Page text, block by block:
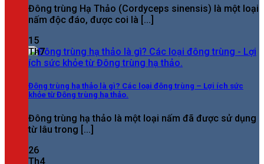
Đông trùng hạ thảo là gì? Các loại đông trùng – Lợi ích sức
khỏe từ Đông trùng hạ thảo.
Đông trùng hạ thảo là một loại nấm đã được sử dụng
từ lâu trong [...]
26
Th4
Đông trùng Hạ Thảo (Cordyceps sinensis) là một loại
nấm độc đáo, được coi là [...]
15
Th7